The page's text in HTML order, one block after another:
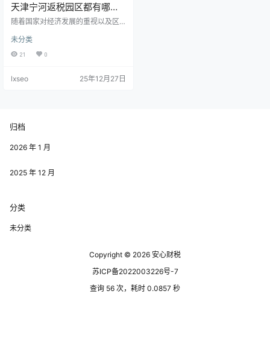
天津宁河返税园区都有哪些
优势?未来发展潜力几何?
随着国家对经济发展的重视以及区
的返税园区逐渐崭露头角，成为企
业投资的新热土。本文将为您揭示
势在于其优越的政策支持。政府为
力。 园区内的各项扶持政策还包括
地助力了…
未分类
21 0
lxseo 25年12月27日
归档
2026 年 1 月
2025 年 12 月
分类
未分类
Copyright © 2026 安心财税
苏ICP备2022003226号-7
查询 56 次，耗时 0.0857 秒